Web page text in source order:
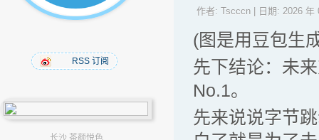
RSS 订阅
长沙 茶颜悦色
作者: Tscccn | 日期: 2026 年
(图是用豆包生
先下结论：未
No.1。
先来说说字节